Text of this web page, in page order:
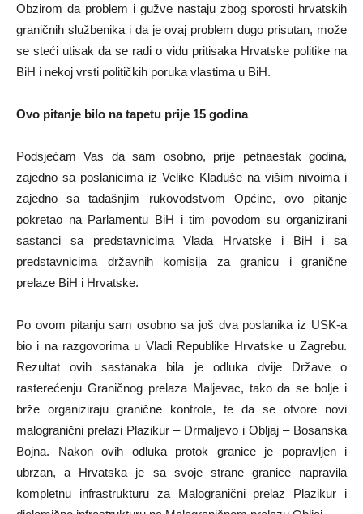
Obzirom da problem i gužve nastaju zbog sporosti hrvatskih
graničnih službenika i da je ovaj problem dugo prisutan, može
se steći utisak da se radi o vidu pritisaka Hrvatske politike na
BiH i nekoj vrsti političkih poruka vlastima u BiH.
Ovo pitanje bilo na tapetu prije 15 godina
Podsjećam Vas da sam osobno, prije petnaestak godina,
zajedno sa poslanicima iz Velike Kladuše na višim nivoima i
zajedno sa tadašnjim rukovodstvom Općine, ovo pitanje
pokretao na Parlamentu BiH i tim povodom su organizirani
sastanci sa predstavnicima Vlada Hrvatske i BiH i sa
predstavnicima državnih komisija za granicu i granične
prelaze BiH i Hrvatske.
Po ovom pitanju sam osobno sa još dva poslanika iz USK-a
bio i na razgovorima u Vladi Republike Hrvatske u Zagrebu.
Rezultat ovih sastanaka bila je odluka dvije Države o
rasterećenju Graničnog prelaza Maljevac, tako da se bolje i
brže organiziraju granične kontrole, te da se otvore novi
malogranični prelazi Plazikur – Drmaljevo i Obljaj – Bosanska
Bojna. Nakon ovih odluka protok granice je popravljen i
ubrzan, a Hrvatska je sa svoje strane granice napravila
kompletnu infrastrukturu za Malogranični prelaz Plazikur i